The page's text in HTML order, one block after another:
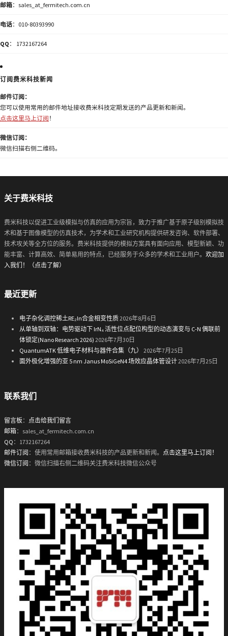
邮箱：sales_at_fermitech.com.cn
电话：010-80393990
QQ ： 1732167264
订阅费米科技新闻
邮件订阅：
您可以使用常用的邮件地址接收费米科技定期发送的产品更新和新闻。
点击这里马上订阅 ！
微信订阅：
微信扫描右侧二维码。
关于费米科技
费米科技以促进工业级模拟与仿真的应用为宗旨，致力于推广基于原子级别模拟技
术和基于图像模型的仿真技术，为学术和工业研究机构提供研发咨询、软件部署、
技术攻关等全方位的服务。费米科技提供的模拟方案具有面向应用、模型新颖、功
能丰富、计算高效、简单易用的特点，已经服务于众多的学术和工业用户。 欢迎加
入我们！（点击了解）
最近更新
电子杂化调控稀土RE₂In合金相变性质2026年8月6日
从单轴到双轴：电势驱动下 IrN₄ 活性位点配位构型的动态演变与 C-N 偶联前
体锁定(Nano Research 2026) 2026年7月30日
QuantumATK 低维电子材料与器件合集（九）
2026年7月25日
面外极化增强的亚 5 nm Janus MoSiGeN4 场效应晶体管设计2026年7月25日
联系我们
留言板 ： 点击给我们留言
邮箱：sales_at_fermitech.com.cn
QQ ：1732167264
邮件订阅 ：使用常用邮箱接收费米科技的产品更新和新闻。 点击这里马上订阅！
微信订阅 ：微信扫描右侧二维码关注费米科技微信公众号